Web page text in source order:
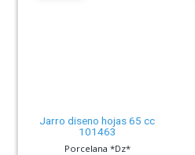
Jarro diseno hojas 65 cc
101463
Porcelana *Dz*